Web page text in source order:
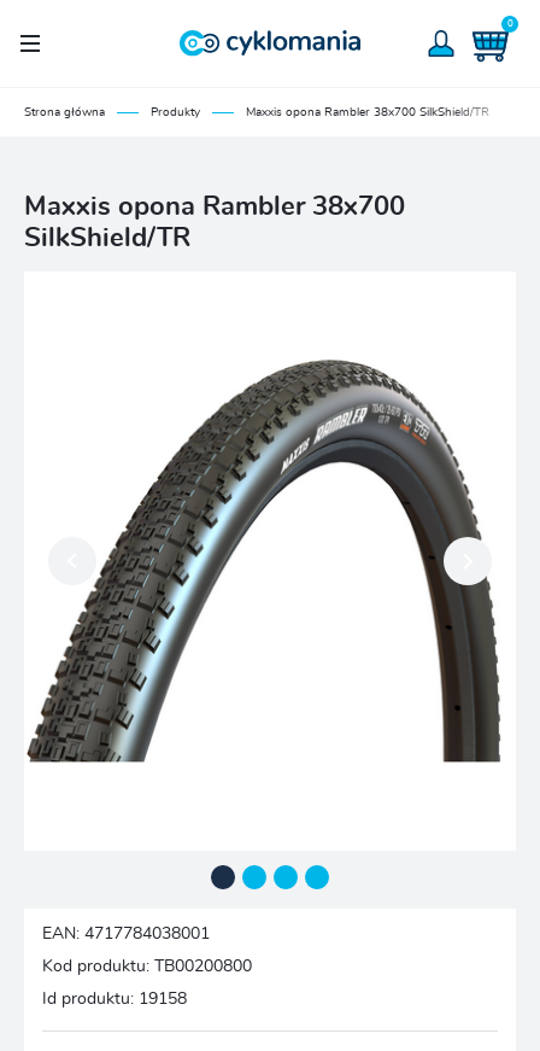
0
Strona główna Produkty Maxxis opona Rambler 38x700 SilkShield/TR
Maxxis opona Rambler 38x700
SilkShield/TR
EAN: 4717784038001
Kod produktu:
TB00200800
Id produktu: 19158